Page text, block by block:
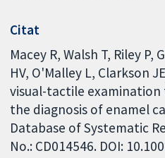
Citat
Macey R, Walsh T, Riley
HV, O'Malley L, Clarkson
visual-tactile
the diagnosis of enamel
Database of Systematic
No.: CD014546. DOI: